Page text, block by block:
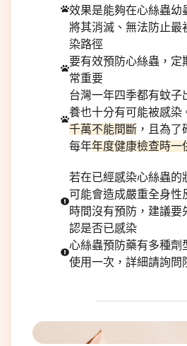
效果是能夠在心絲蟲幼
將其消滅、無法防止最
染路徑
要有效預防心絲蟲，定
常重要
台灣一年四季都有蚊子
養也十分有可能被感染
千萬不能間斷，且為了
每年年度健康檢查時一
若在已經感染心絲蟲的
可能會造成嚴重全身性
時間沒有預防，建議要
認是否已感染
心絲蟲預防藥有多種劑
使用一次，詳細請詢問